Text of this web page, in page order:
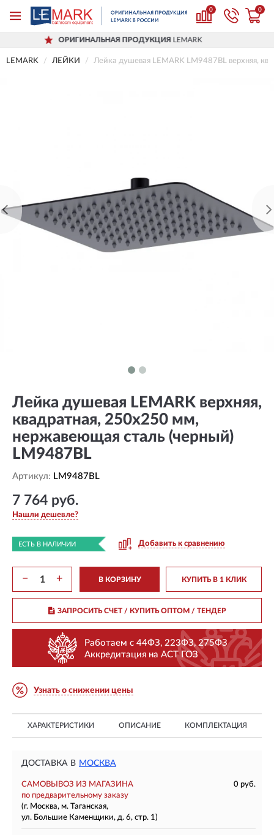
0 0
ОРИГИНАЛЬНАЯ ПРОДУКЦИЯLEMARK
LEMARK ЛЕЙКИ Лейка душевая LEMARK LM9487BL верхняя,
Лейка душевая LEMARK верхняя,
квадратная, 250х250 мм,
нержавеющая сталь (черный)
LM9487BL
Артикул: LM9487BL
7 764 руб.
Нашли дешевле?
ЕСТЬ В НАЛИЧИИ Добавить к сравнению
− + В КОРЗИНУ КУПИТЬ В 1 КЛИК
ЗАПРОСИТЬ СЧЕТ / КУПИТЬ ОПТОМ/ ТЕНДЕР
Работаем с 44ФЗ, 223ФЗ, 275ФЗ
Аккредитация на АСТ ГОЗ
Узнать о снижении цены
ХАРАКТЕРИСТИКИ ОПИСАНИЕ КОМПЛЕКТАЦИЯ
ДОСТАВКА В МОСКВА
САМОВЫВОЗ ИЗ МАГАЗИНА
0 руб.
по предварительному заказу
(г. Москва, м. Таганская,
ул. Большие Каменщики, д. 6, стр. 1)